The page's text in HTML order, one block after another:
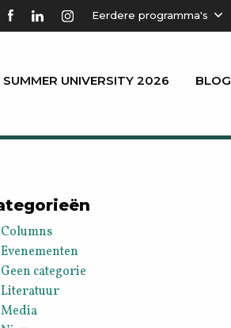
Eerdere programma's
SUMMER UNIVERSITY 2026 BLOG
Columns
Evenementen
Geen categorie
Literatuur
Media